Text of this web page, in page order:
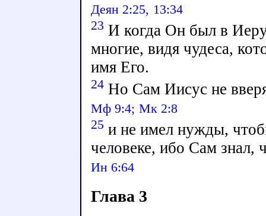
Деян 2:25, 13:34
23 И когда Он был в
многие, видя чудеса,
имя Его.
24Но Сам Иисус не
Мф 9:4; Мк 2:8
25и не имел нужды,
человеке, ибо Сам знал,
Ин 6:64
Глава 3